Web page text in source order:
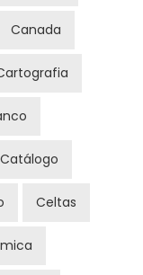
Canada
Catálogo
Celtas